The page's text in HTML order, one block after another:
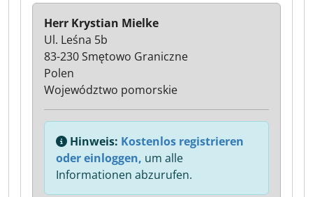
Herr Krystian Mielke
Ul. Leśna 5b
83-230 Smętowo Graniczne
Polen
Województwo pomorskie
Hinweis: Kostenlos registrieren
oder einloggen, um alle
Informationen abzurufen.